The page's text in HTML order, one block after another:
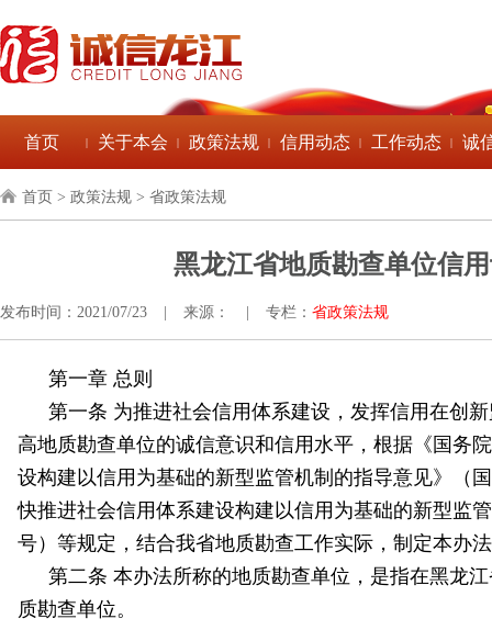
首页 | 关于本会 | 政策法规 | 信用动态 | 工作动态 | 诚
首页 > 政策法规 > 省政策法规
黑龙江省地质勘查单位信
发布时间：2021/07/23 来源： 专栏： 省政策法规
第一章 总则
第一条 为推进社会信用体系建设，发挥信用在创
高地质勘查单位的诚信意识和信用水平，根据《国务
设构建以信用为基础的新型监管机制的指导意见》（
快推进社会信用体系建设构建以信用为基础的新型监
号）等规定，结合我省地质勘查工作实际，制定本办
第二条 本办法所称的地质勘查单位，是指在黑龙
质勘查单位。